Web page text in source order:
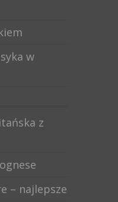
w
z
– najlepsze